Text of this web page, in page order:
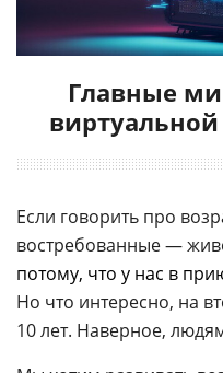
Главные
Если говорить про
востребованные —
потому, что у нас в
Но что интересно, на
10 лет. Наверное,